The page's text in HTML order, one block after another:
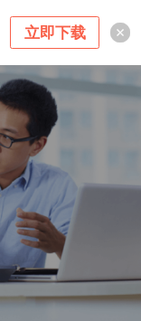
立即下载